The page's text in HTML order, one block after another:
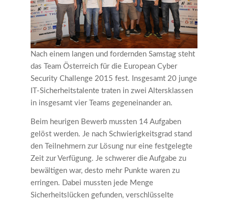
Nach einem langen und fordernden Samstag steht
das Team Österreich für die European Cyber
Security Challenge 2015 fest. Insgesamt 20 junge
IT-Sicherheitstalente traten in zwei Altersklassen
in insgesamt vier Teams gegeneinander an.
Beim heurigen Bewerb mussten 14 Aufgaben
gelöst werden. Je nach Schwierigkeitsgrad stand
den Teilnehmern zur Lösung nur eine festgelegte
Zeit zur Verfügung. Je schwerer die Aufgabe zu
bewältigen war, desto mehr Punkte waren zu
erringen. Dabei mussten jede Menge
Sicherheitslücken gefunden, verschlüsselte